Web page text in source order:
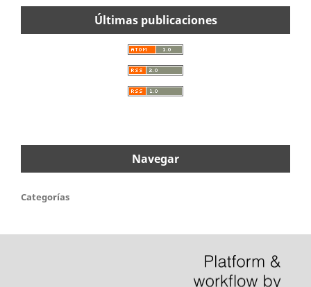
Últimas publicaciones
Navegar
Categorías